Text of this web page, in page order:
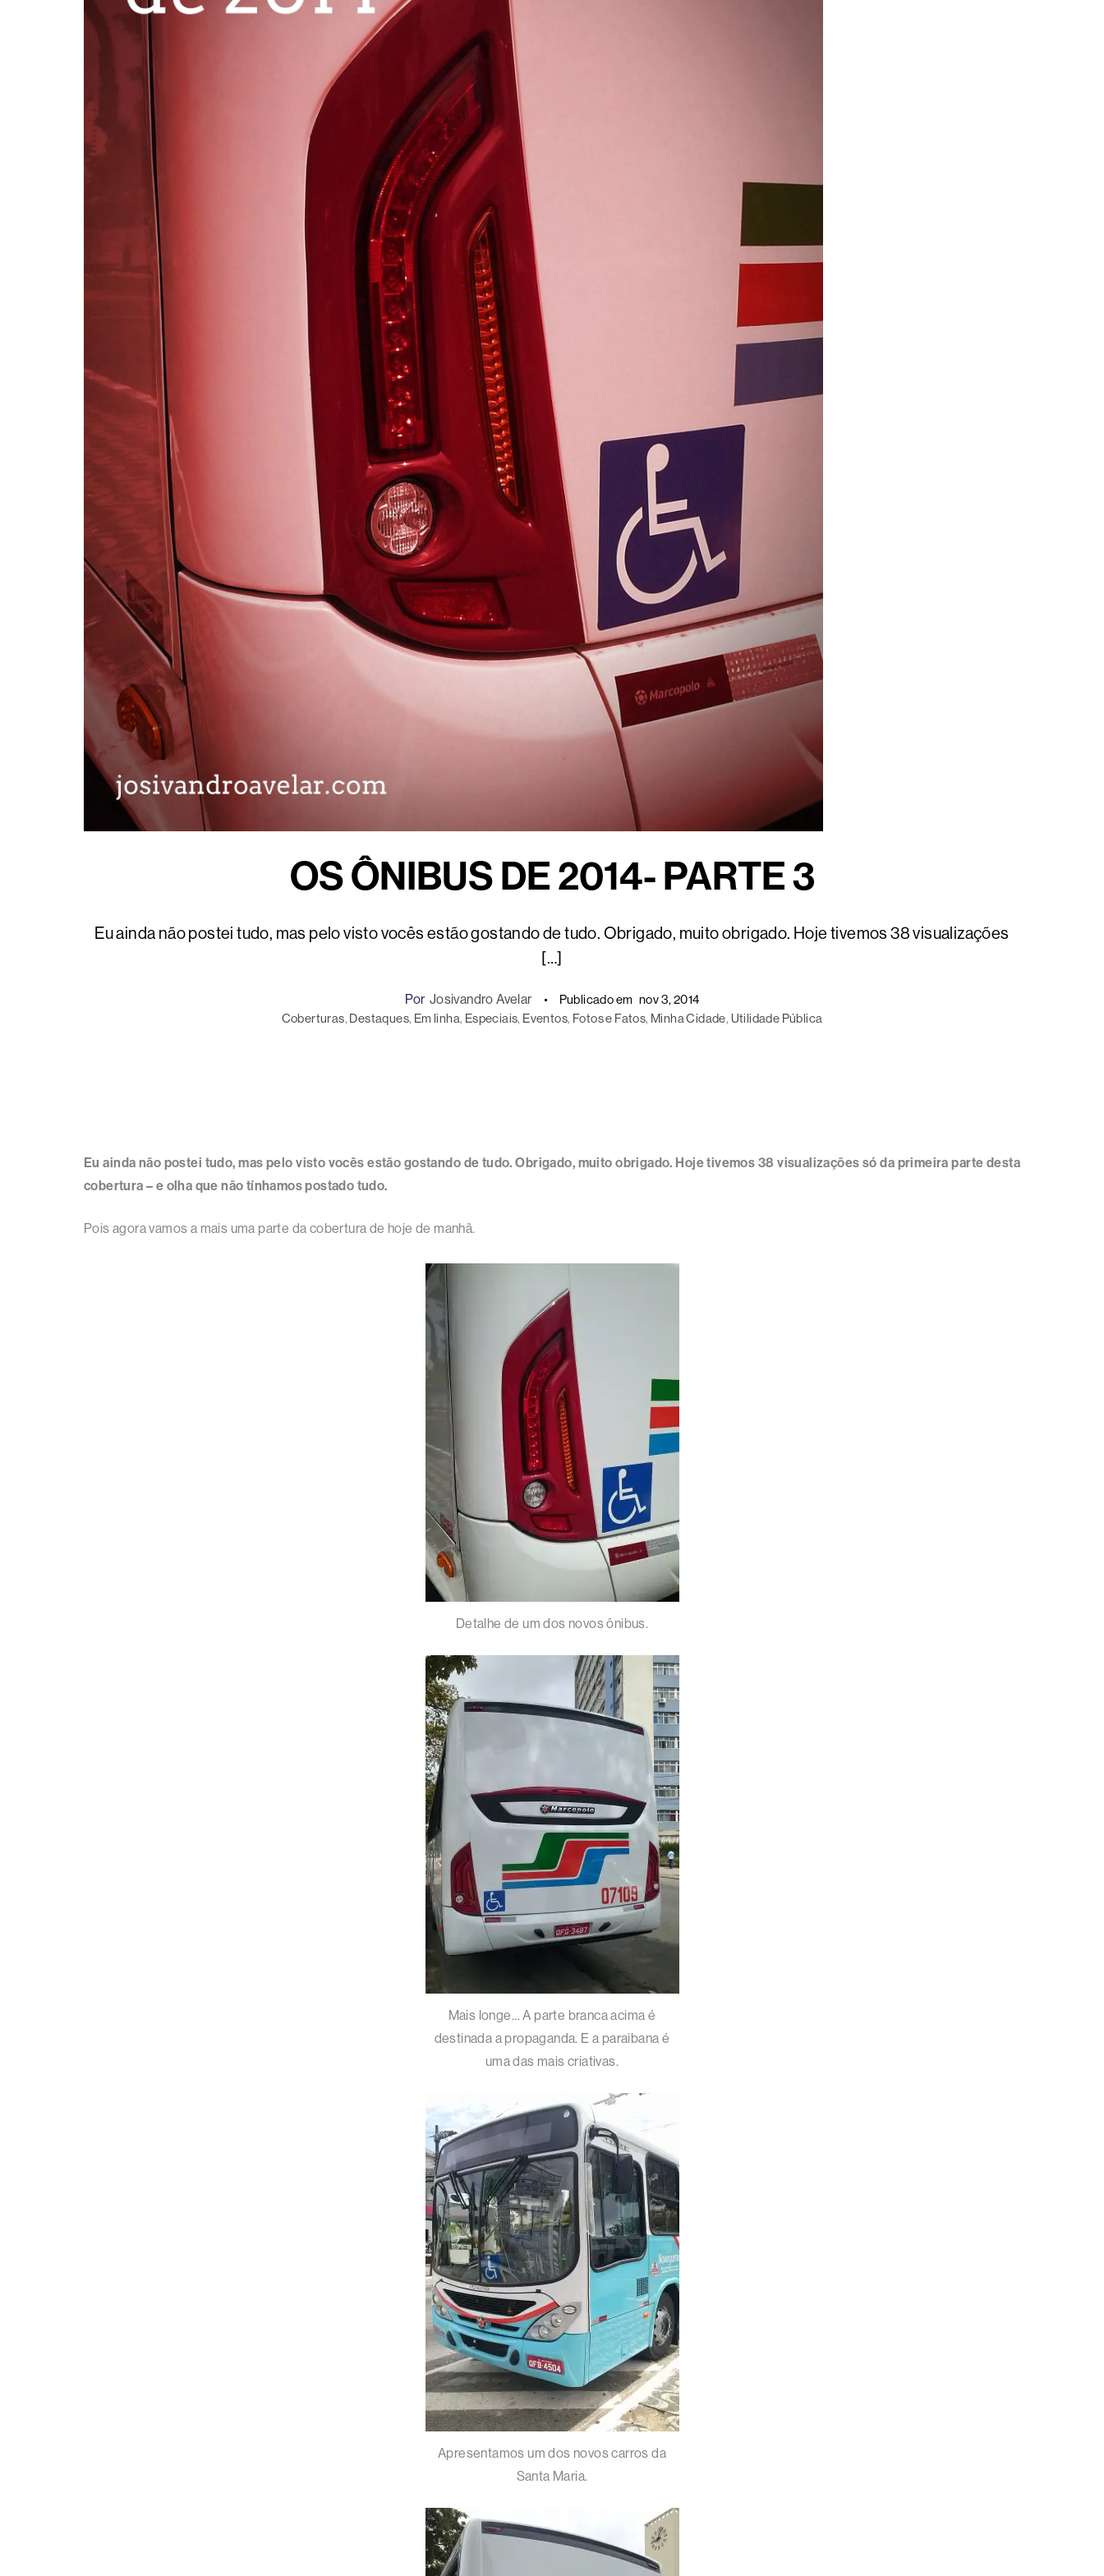
OS ÔNIBUS DE 2014- PARTE 3
Eu ainda não postei tudo, mas pelo visto vocês estão gostando de tudo. Obrigado, muito obrigado. Hoje tivemos 38 visualizações
[…]
Por Josivandro Avelar Publicado em nov 3, 2014
Coberturas, Destaques, Em linha, Especiais, Eventos, Fotos e Fatos, Minha Cidade, Utilidade Pública
Eu ainda não postei tudo, mas pelo visto vocês estão gostando de tudo. Obrigado, muito obrigado. Hoje tivemos 38 visualizações só da primeira parte desta
cobertura – e olha que não tínhamos postado tudo.
Pois agora vamos a mais uma parte da cobertura de hoje de manhã.
Detalhe de um dos novos ônibus.
Mais longe… A parte branca acima é
destinada a propaganda. E a paraibana é
uma das mais criativas.
Apresentamos um dos novos carros da
Santa Maria.